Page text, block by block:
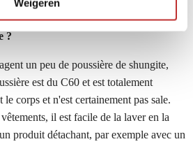
Weigeren
?
un peu de poussière de shungite,
est du C60 et est totalement
corps et n'est certainement pas sale.
il est facile de la laver en la
produit détachant, par exemple avec un